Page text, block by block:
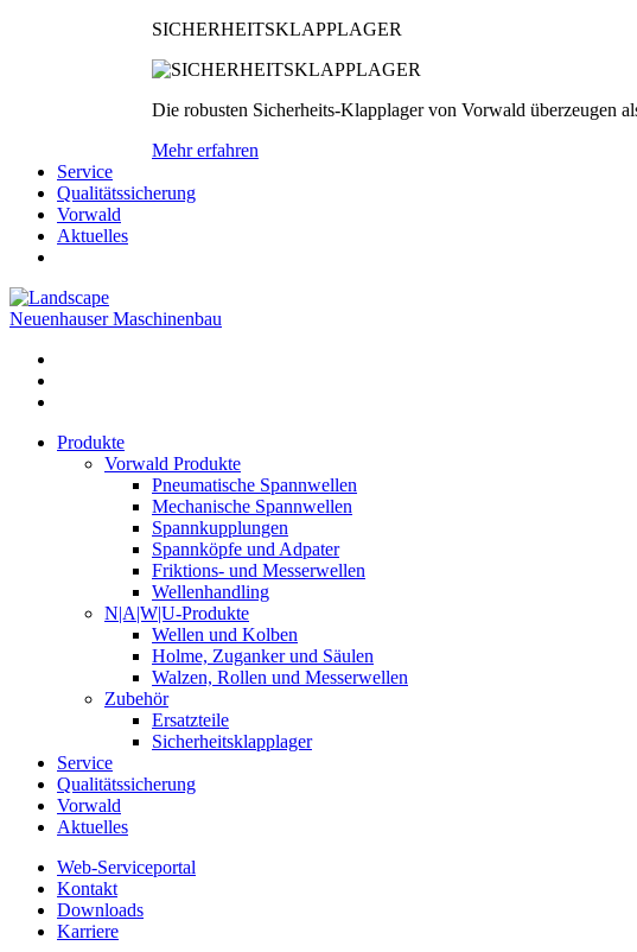
SICHERHEITSKLAPPLAGER
Die robusten Sicherheits-Klapplager von Vorwald überzeugen
Mehr erfahren
Service
Qualitätssicherung
Vorwald
Aktuelles
Neuenhauser Maschinenbau
Produkte
Vorwald Produkte
Pneumatische Spannwellen
Mechanische Spannwellen
Spannkupplungen
Spannköpfe und Adpater
Friktions- und Messerwellen
Wellenhandling
N|A|W|U-Produkte
Wellen und Kolben
Holme, Zuganker und Säulen
Walzen, Rollen und Messerwellen
Zubehör
Ersatzteile
Sicherheitsklapplager
Service
Qualitätssicherung
Vorwald
Aktuelles
Web-Serviceportal
Kontakt
Downloads
Karriere